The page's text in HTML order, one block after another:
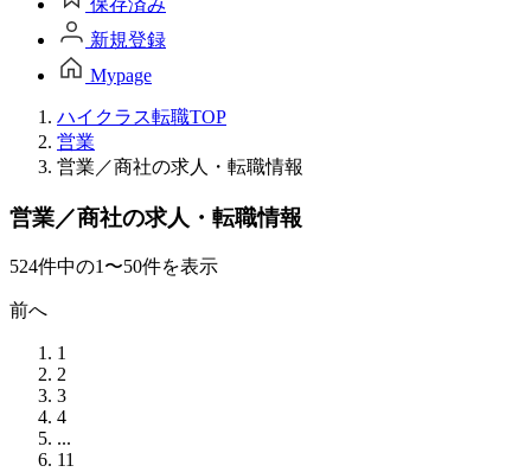
保存済み
新規登録
Mypage
ハイクラス転職TOP
営業
営業／商社の求人・転職情報
営業／商社の求人・転職情報
524件中の1〜50件を表示
前へ
1
2
3
4
...
11